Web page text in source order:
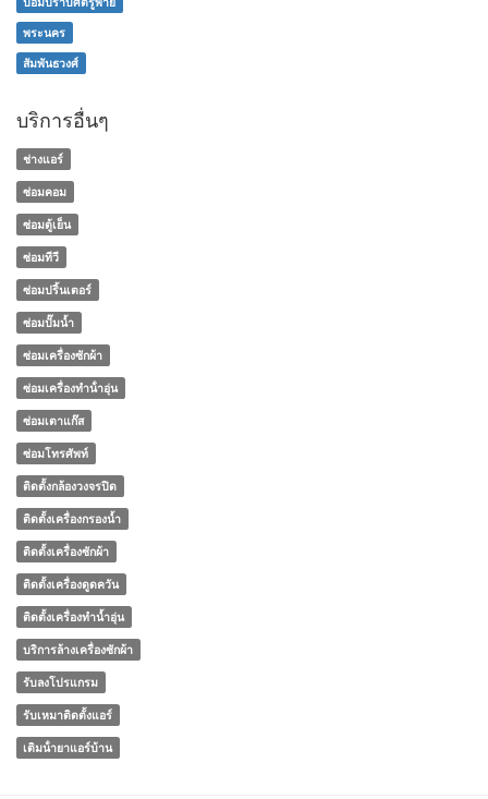
พระนคร
สัมพันธวงศ์
บริการอื่นๆ
ช่างแอร์
ซ่อมคอม
ซ่อมตู้เย็น
ซ่อมทีวี
ซ่อมปริ้นเตอร์
ซ่อมปั๊มน้ำ
ซ่อมเครื่องซักผ้า
ซ่อมเครื่องทําน้ําอุ่น
ซ่อมเตาแก๊ส
ซ่อมโทรศัพท์
ติดตั้งกล้องวงจรปิด
ติดตั้งเครื่องกรองน้ำ
ติดตั้งเครื่องซักผ้า
ติดตั้งเครื่องดูดควัน
ติดตั้งเครื่องทำน้ำอุ่น
บริการล้างเครื่องซักผ้า
รับลงโปรแกรม
รับเหมาติดตั้งแอร์
เติมน้ํายาแอร์บ้าน